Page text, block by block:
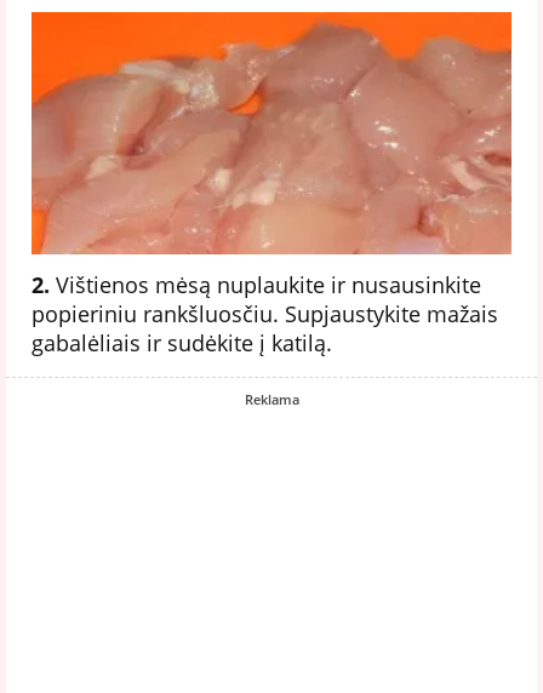
2. Vištienos mėsą nuplaukite ir nusausinkite
popieriniu rankšluosčiu. Supjaustykite mažais
gabalėliais ir sudėkite į katilą.
Reklama